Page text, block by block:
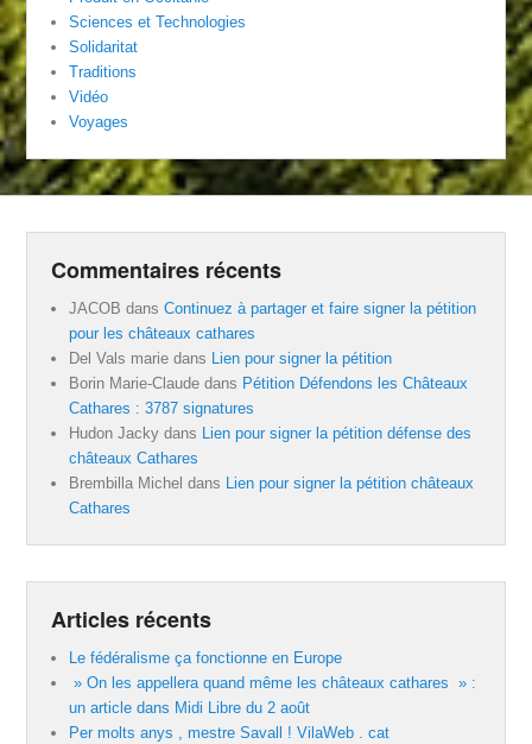
Sciences et Technologies
Solidaritat
Traditions
Vidéo
Voyages
Commentaires récents
JACOB dansContinuez à partager et faire signer la pétition
pour les châteaux cathares
Del Vals marie dans Lien pour signer la pétition
Borin Marie-Claude dans Pétition Défendons les Châteaux
Cathares : 3787 signatures
Hudon Jacky dans Lien pour signer la pétition défense des
châteaux Cathares
Brembilla Michel dans Lien pour signer la pétition châteaux
Cathares
Articles récents
Le fédéralisme ça fonctionne en Europe
» On les appellera quand même les châteaux cathares » :
un article dans Midi Libre du 2 août
Per molts anys , mestre Savall ! VilaWeb . cat